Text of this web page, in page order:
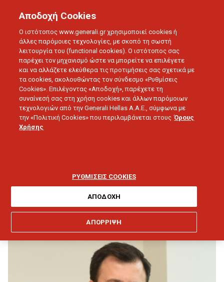
BLOG
ΣΥΝΕΝΤΕΥΞΕΙΣ
ΤΙ ΘΑ ΦΕΡΕΙ ΤΟ ΜΟΝΤΕΛΟ ΤΩΝ 3 ΠΥΛΩΝΩΝ ΑΣΦΑΛΙΣΗΣ;
01.11.2019 - 5 λεπτά ανάγνωσης
μοντέλο των 3
πυλώνων ασφάλισης;
Αποδοχή Cookies
Ο ιστότοπος www.generali.gr χρησιμοποιεί cookies ή
άλλες παρόμοιες τεχνολογίες, με σκοπό τη σωστή
λειτουργία του (functional cookies). Ο ιστότοπος σας
παρέχει τον μηχανισμό ώστε να μπορείτε να επιλέγετε
και να αλλάζετε ελεύθερα τις προτιμήσεις σας σχετικά με
τα cookies, ακολουθώντας τον σύνδεσμο «Ρυθμίσεις
Cookies». Επιλέγοντας «Αποδοχή», παρέχετε τη
συναίνεσή σας στη χρήση cookies και άλλων παρόμοιων
τεχνολογιών από την Generali Hellas A.A.E., σύμφωνα με
την «Πολιτική Cookies» που περιλαμβάνεται στους Όρους
Χρήσης
ΡΥΘΜΙΣΕΙΣ COOKIES
ΑΠΟΡΡΙΨΗ
ΑΠΟΔΟΧΗ